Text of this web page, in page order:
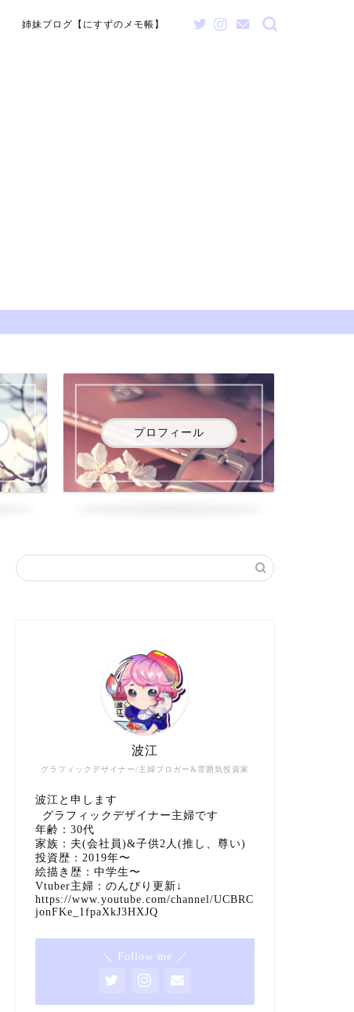
姉妹ブログ【にすずのメモ帳】
プロフィール
グラフィックデザイナー/主婦ブロガー&雰囲気投資家
波江
波江と申します
グラフィックデザイナー主婦です
年齢：30代
家族：夫(会社員)&子供2人(推し、尊い)
投資歴：2019年〜
絵描き歴：中学生〜
Vtuber主婦：のんびり更新↓
https://www.youtube.com/channel/UCBRC
jonFKe_1fpaXkJ3HXJQ
＼ Follow me ／